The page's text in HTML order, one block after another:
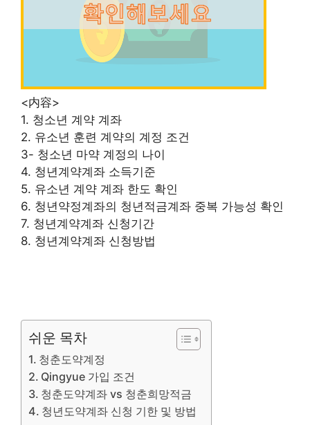
<内容>
1. 청소년 계약 계좌
2. 유소년 훈련 계약의 계정 조건
3- 청소년 마약 계정의 나이
4. 청년계약계좌 소득기준
5. 유소년 계약 계좌 한도 확인
6. 청년약정계좌의 청년적금계좌 중복 가능성 확인
7. 청년계약계좌 신청기간
8. 청년계약계좌 신청방법
쉬운 목차
청춘도약계정
Qingyue 가입 조건
청춘도약계좌 vs 청춘희망적금
청년도약계좌 신청 기한 및 방법